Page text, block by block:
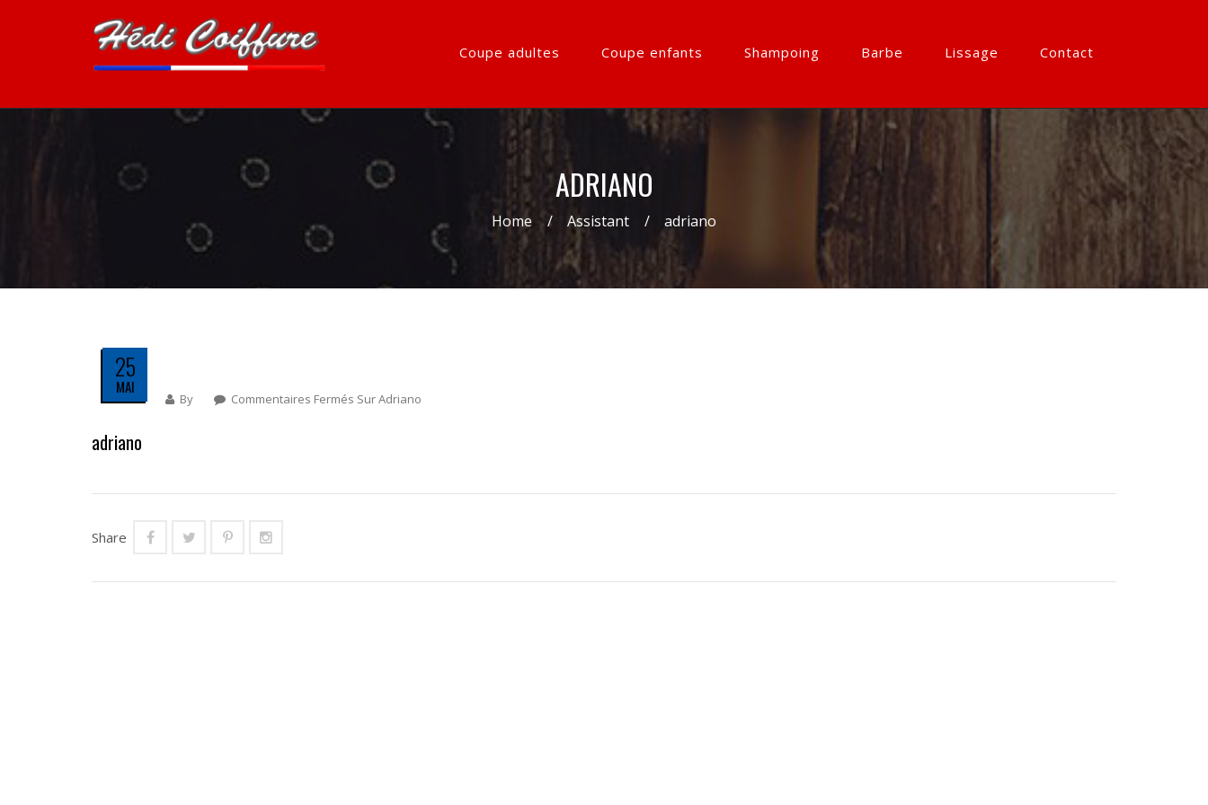
Coupe adultes Coupe enfants Shampoing Barbe Lissage Contact
ADRIANO
Home Assistant adriano
25
MAI
By Commentaires Fermés Sur Adriano
adriano
Share